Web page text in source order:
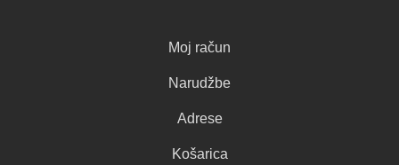
Moj račun
Narudžbe
Adrese
Košarica